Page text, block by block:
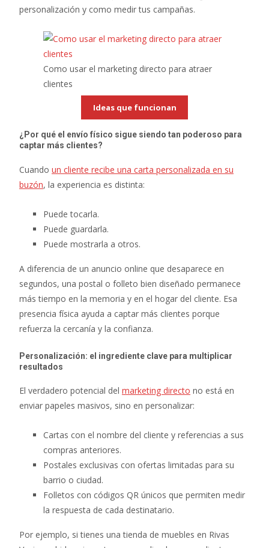
personalización y como medir tus campañas.
Como usar el marketing directo para atraer
clientes
Ideas que funcionan
¿Por qué el envío físico sigue siendo tan poderoso para
captar más clientes?
Cuando un cliente recibe una carta personalizada en su
buzón, la experiencia es distinta:
Puede tocarla.
Puede guardarla.
Puede mostrarla a otros.
A diferencia de un anuncio online que desaparece en
segundos, una postal o folleto bien diseñado permanece
más tiempo en la memoria y en el hogar del cliente. Esa
presencia física ayuda a captar más clientes porque
refuerza la cercanía y la confianza.
Personalización: el ingrediente clave para multiplicar
resultados
El verdadero potencial del marketing directo no está en
enviar papeles masivos, sino en personalizar:
Cartas con el nombre del cliente y referencias a sus
compras anteriores.
Postales exclusivas con ofertas limitadas para su
barrio o ciudad.
Folletos con códigos QR únicos que permiten medir
la respuesta de cada destinatario.
Por ejemplo, si tienes una tienda de muebles en Rivas